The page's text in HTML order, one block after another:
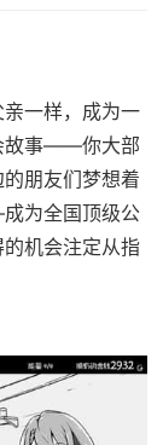
一样，成为一
故事——你大部
朋友们梦想着
为全国顶级公
机会注定从指